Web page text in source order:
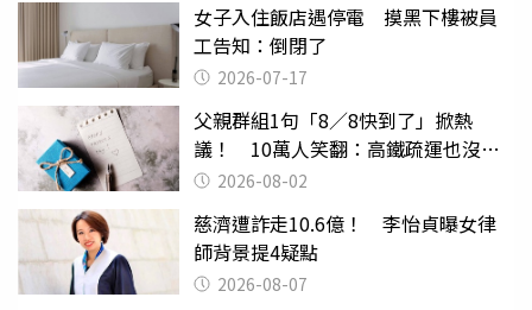
女子入住飯店遇停電 摸黑下樓被員
工告知：倒閉了
2026-07-17
父親群組1句「8／8快到了」掀熱
議！ 10萬人笑翻：高鐵疏運也沒列
父親節
2026-08-02
慈濟遭詐走10.6億！ 李怡貞曝女律
師背景提4疑點
2026-08-07